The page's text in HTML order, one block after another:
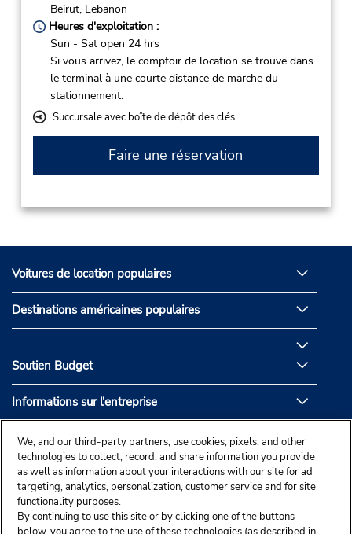
Beirut, Lebanon
Heures d'exploitation :
Sun - Sat open 24 hrs
Si vous arrivez, le comptoir de location se trouve dans
le terminal à une courte distance de marche du
stationnement.
Succursale avec boîte de dépôt des clés
Faire une réservation
Voitures de location populaires
Destinations américaines populaires
Soutien Budget
Informations sur l'entreprise
Partenaires de Budget
We, and our third-party partners, use cookies, pixels, and other
technologies to collect, record, and share information you provide
as well as information about your interactions with our site for ad
targeting, analytics, personalization, customer service and for site
functionality purposes.
By continuing to use this site or by clicking one of the buttons